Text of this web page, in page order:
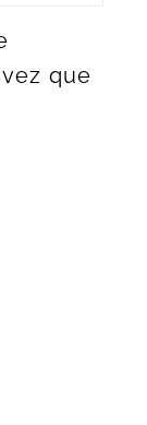
que